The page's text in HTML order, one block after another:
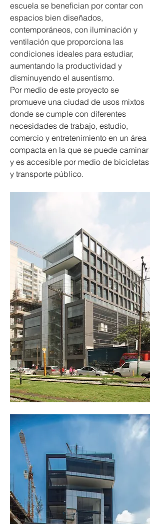
escuela se benefician por contar con
espacios bien diseñados,
contemporáneos, con iluminación y
ventilación que proporciona las
condiciones ideales para estudiar,
aumentando la productividad y
disminuyendo el ausentismo.
Por medio de este proyecto se
promueve una ciudad de usos mixtos
donde se cumple con diferentes
necesidades de trabajo, estudio,
comercio y entretenimiento en un área
compacta en la que se puede caminar
y es accesible por medio de bicicletas
y transporte público.